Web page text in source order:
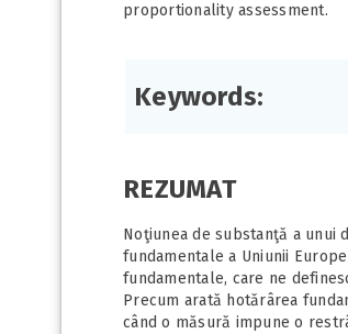
proportionality assessment.
Keywords:
REZUMAT
Noţiunea de substanţă a
fundamentale a Uniunii
fundamentale, care ne
Precum arată hotărârea
când o măsură impune o